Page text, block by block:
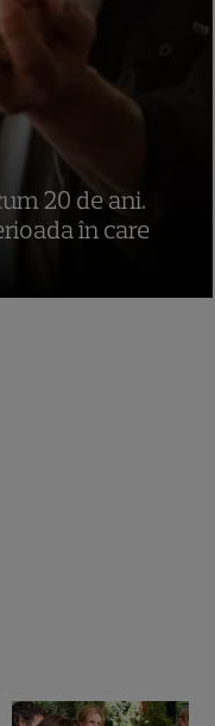
20 de ani.
în care